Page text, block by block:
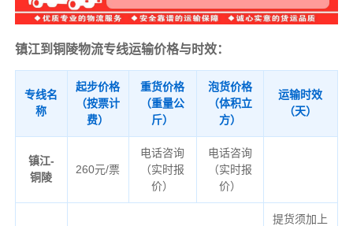
镇江到铜陵物流专线运输价格与时效：
专线名
称
起步价格
（按票计
费）
重货价格
（重量公
斤）
泡货价格
（体积立
方）
运输时效
（天）
镇江-
铜陵
260元/票
电话咨询
（实时报
价）
电话咨询
（实时报
价）
提货须加上